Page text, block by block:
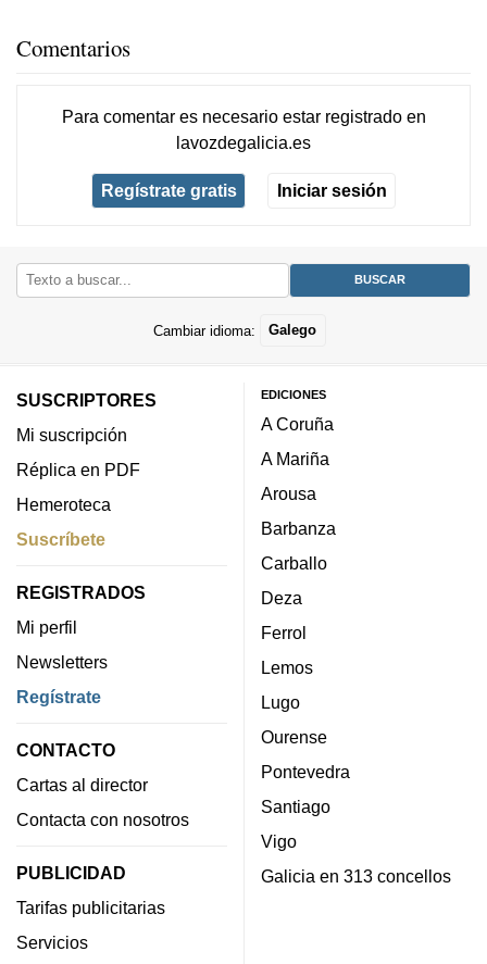
Comentarios
Para comentar es necesario estar registradoen
lavozdegalicia.es
Regístrate gratis Iniciar sesión
Cambiar idioma: Galego
SUSCRIPTORES
Mi suscripción
Réplica en PDF
Hemeroteca
Suscríbete
REGISTRADOS
Mi perfil
Newsletters
Regístrate
CONTACTO
Cartas al director
Contacta con nosotros
PUBLICIDAD
Tarifas publicitarias
Servicios
EDICIONES
A Coruña
A Mariña
Arousa
Barbanza
Carballo
Deza
Ferrol
Lemos
Lugo
Ourense
Pontevedra
Santiago
Vigo
Galicia en 313 concellos